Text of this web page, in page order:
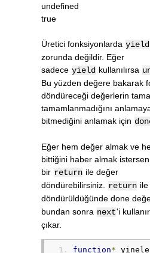
undefined
true
Üretici fonksiyonlarda yield
zorunda değildir. Eğer
sadece yield kullanılırsa
Bu yüzden değere bakarak
döndüreceği değerlerin
tamamlanmadığını
bitmediğini anlamak için
Eğer hem değer almak ve
bittiğini haber almak
bir return ile değer
döndürebilirsiniz.
return
döndürüldüğünde done
bundan sonra next'i
çıkar.
function*